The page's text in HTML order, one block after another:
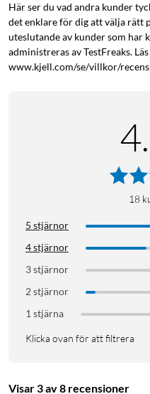
Här ser du vad andra kunder
det enklare för dig att välja rätt
uteslutande av kunder som har
administreras av TestFreaks.
www.kjell.com/se/villkor/
18
5 stjärnor
4 stjärnor
3 stjärnor
2 stjärnor
1 stjärna
Klicka ovan för att filtrera
Visar 3 av 8 recensioner